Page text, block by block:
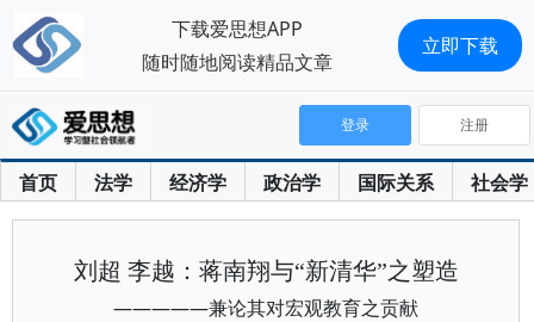
首页 法学 经济学 政治学 国际关系 社会学
登录 注册
刘超 李越：蒋南翔与“新清华”之塑造
—————兼论其对宏观教育之贡献
下载爱思想APP
随时随地阅读精品文章
立即下载